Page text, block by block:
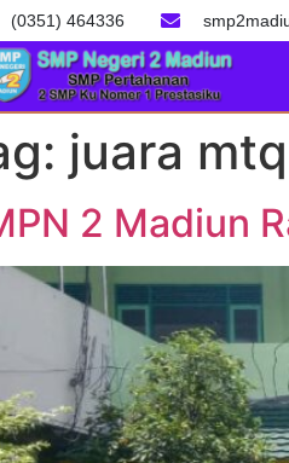
(0351) 464336
juara
2 Madiun